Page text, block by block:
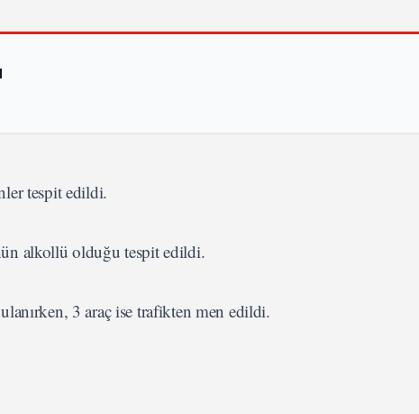
tespit edildi.
alkollü olduğu tespit edildi.
3 araç ise trafikten men edildi.